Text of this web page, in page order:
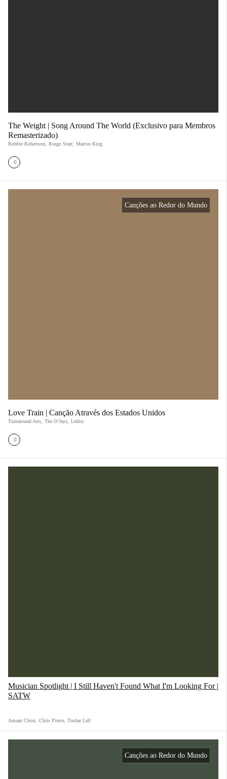
The Weight | Song Around The World (Exclusivo para Membros
Remasterizado)
Robbie Robertson Ringo Starr, Marcus King
Canções ao Redor do Mundo
Love Train | Canção Através dos Estados Unidos
Turnaround Arts The O’Jays Ledisi
Musician Spotlight | I Still Haven't Found What I'm Looking For |
SATW
Amaan Choir, Chris Pierce Tushar Lall
Canções ao Redor do Mundo